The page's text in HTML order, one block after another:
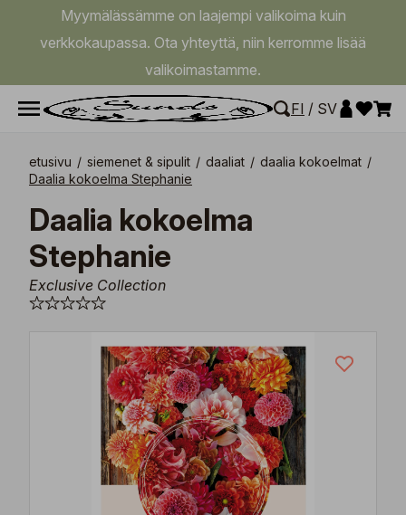
Myymälässämme on laajempi valikoima kuin
verkkokaupassa. Ota yhteyttä, niin kerromme lisää
valikoimastamme.
FI / SV
etusivu / siemenet & sipulit / daaliat / daalia kokoelmat /
Daalia kokoelma Stephanie
Daalia kokoelma
Stephanie
Exclusive Collection